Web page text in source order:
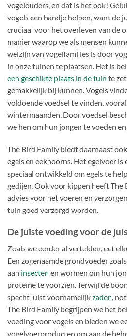
vogelouders, en dat is het ook!
vogels een handje helpen, want de
cruciaal voor het overleven van de
manier waarop we als mensen
welzijn van vogelfamilies is door
in onze tuinen te plaatsen. Het is
een geschikte plaats in de tuin te
gemakkelijk bij kunnen. Vogels
voldoende voedsel te vinden,
wintermaanden. Door voedsel
we hen om hun jongen te voeden
The Bird Family biedt daarnaast
egels en eekhoorns. Het egelvoer
speciaal ontwikkeld om egels te
gedijen. Ook voor kippen heeft The
advies voor het voeren en
tuin goed verzorgd worden.
De juiste voeding voor de
Zoals we eerder al vertelden, eet
Een zogenaamde grondvoeder
aan insecten en wormen om hun
proteïne te voorzien. Terwijl de
specht juist voornamelijkzaden,
The Bird Family begrijpen we het
voeding voor vogels en bieden we
vogelvoerproducten om aan de